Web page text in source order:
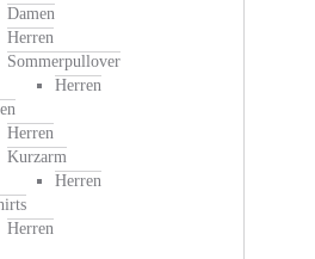
Damen
Herren
Sommerpullover
Herren
Herren
Kurzarm
Herren
Herren